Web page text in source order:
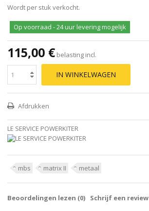
Wordt per stuk verkocht.
Op voorraad - 24 uur levering mogelijk
115,00 € belasting incl.
IN WINKELWAGEN
Afdrukken
LE SERVICE POWERKITER
mbs matrix II metaal
Beoordelingen lezen (0) Schrijf een review